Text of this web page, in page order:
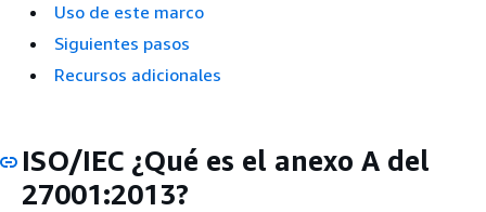
Uso de este marco
Siguientes pasos
Recursos adicionales
ISO/IEC ¿Qué es el anexo A del
27001:2013?